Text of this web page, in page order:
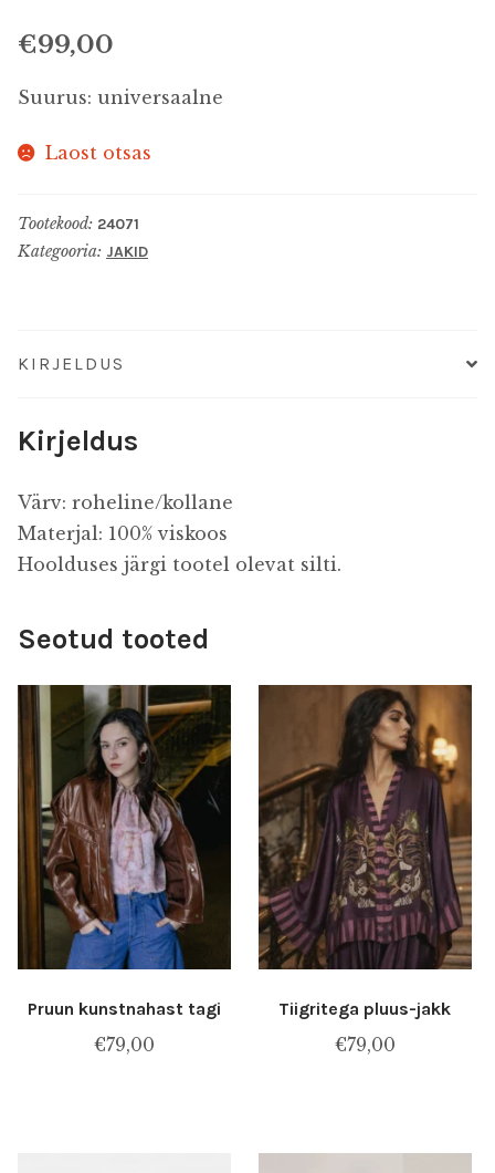
€99,00
Suurus: universaalne
Laost otsas
Tootekood: 24071
Kategooria: JAKID
KIRJELDUS
Kirjeldus
Värv: roheline/kollane
Materjal: 100% viskoos
Hoolduses järgi tootel olevat silti.
Seotud tooted
Pruun kunstnahast tagi
€79,00
Tiigritega pluus-jakk
€79,00